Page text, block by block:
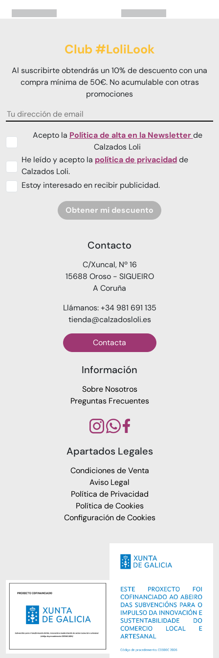
Club #LoliLook
Al suscribirte obtendrás un 10% de descuento con una
compra mínima de 50€. No acumulable con otras
promociones
Acepto la Política de alta en la Newsletterde
Calzados Loli
He leído y acepto la política de privacidadde
Calzados Loli.
Estoy interesado en recibir publicidad.
Obtener mi descuento
Contacto
C/Xuncal, Nº 16
15688 Oroso - SIGUEIRO
A Coruña
Llámanos: +34 981 691 135
tienda@calzadosloli.es
Contacta
Información
Sobre Nosotros
Preguntas Frecuentes
Apartados Legales
Condiciones de Venta
Aviso Legal
Política de Privacidad
Política de Cookies
Configuración de Cookies